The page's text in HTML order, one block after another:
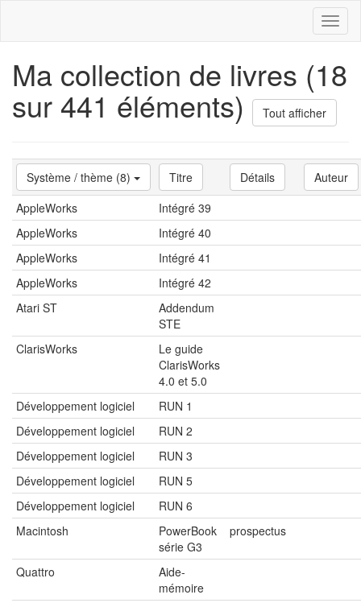
Ma collection de livres (18
sur 441 éléments) Tout afficher
Système / thème (8) Titre Détails
Auteur
AppleWorks
Intégré 39
AppleWorks
Intégré 40
AppleWorks
Intégré 41
AppleWorks
Intégré 42
Atari ST
Addendum
STE
ClarisWorks
Le guide
ClarisWorks
4.0 et 5.0
Développement logiciel
RUN 1
Développement logiciel
RUN 2
Développement logiciel
RUN 3
Développement logiciel
RUN 5
Développement logiciel
RUN 6
Macintosh
PowerBook
série G3
prospectus
Quattro
Aide-
mémoire